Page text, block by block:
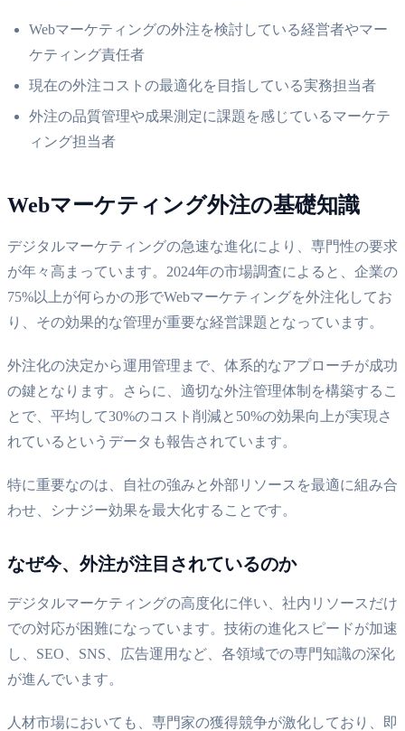
Webマーケティングの外注を検討している経営者やマー
ケティング責任者
現在の外注コストの最適化を目指している実務担当者
外注の品質管理や成果測定に課題を感じているマーケテ
ィング担当者
Webマーケティング外注の基礎知識
デジタルマーケティングの急速な進化により、専門性の要求
が年々高まっています。2024年の市場調査によると、企業の
75%以上が何らかの形でWebマーケティングを外注化してお
り、その効果的な管理が重要な経営課題となっています。
外注化の決定から運用管理まで、体系的なアプローチが成功
の鍵となります。さらに、適切な外注管理体制を構築するこ
とで、平均して30%のコスト削減と50%の効果向上が実現さ
れているというデータも報告されています。
特に重要なのは、自社の強みと外部リソースを最適に組み合
わせ、シナジー効果を最大化することです。
なぜ今、外注が注目されているのか
デジタルマーケティングの高度化に伴い、社内リソースだけ
での対応が困難になっています。技術の進化スピードが加速
し、SEO、SNS、広告運用など、各領域での専門知識の深化
が進んでいます。
人材市場においても、専門家の獲得競争が激化しており、即